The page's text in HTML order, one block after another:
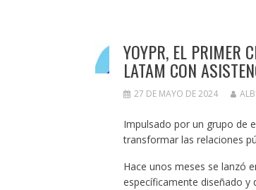
YOYPR, EL PRIMER
LATAM CON
27 DE MAYO DE 2024
Impulsado por un grupo de
transformar las relaciones
Hace unos meses se lanzó
específicamente diseñado y